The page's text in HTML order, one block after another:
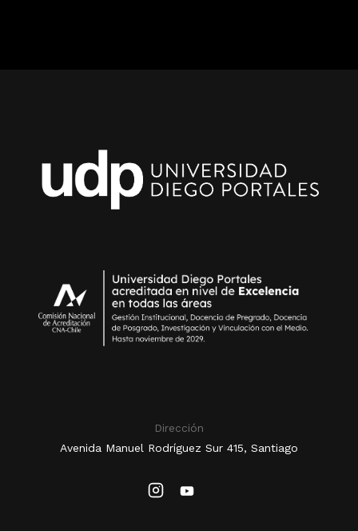
Dirección
Avenida Manuel Rodríguez Sur 415, Santiago